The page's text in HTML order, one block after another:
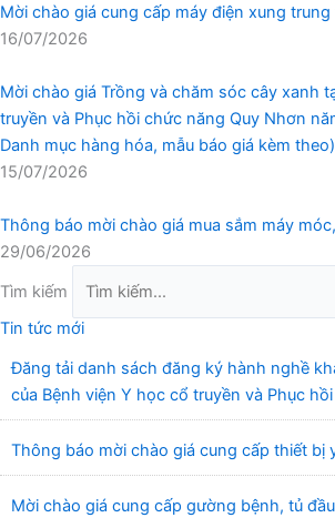
Mời chào giá cung cấp máy điện xung trung
16/07/2026
Mời chào giá Trồng và chăm sóc cây xanh
truyền và Phục hồi chức năng Quy Nhơn
Danh mục hàng hóa, mẫu báo giá kèm theo)
15/07/2026
Thông báo mời chào giá mua sắm máy
29/06/2026
Tìm kiếm
Tin tức mới
Đăng tải danh sách đăng ký hành nghề
của Bệnh viện Y học cổ truyền và Phục
Nhơn (22/6/2026)
Thông báo mời chào giá cung cấp thiết bị
Mời chào giá cung cấp gường bệnh, tủ